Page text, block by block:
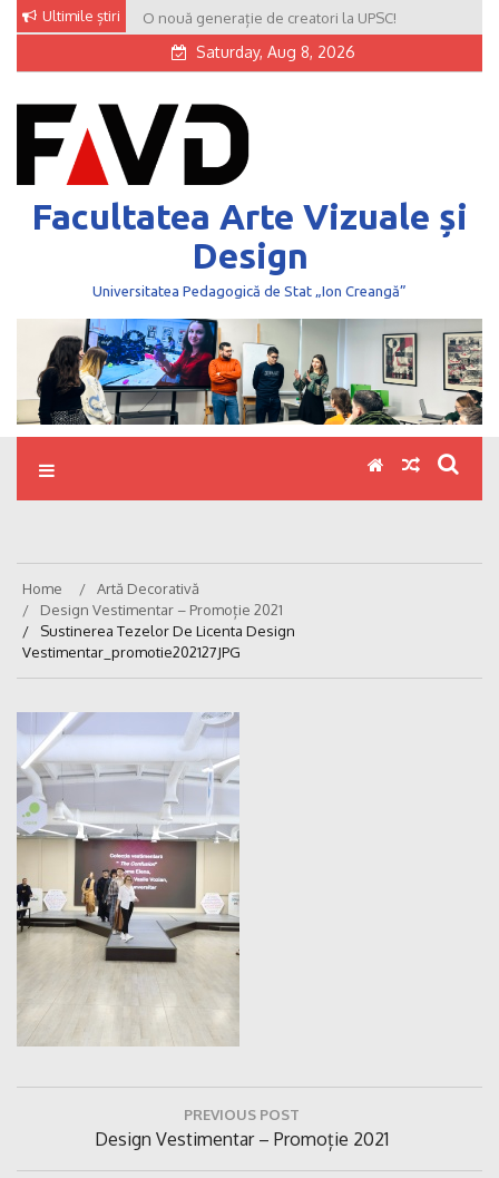
Skip
content
Ultimile știri O nouă generație de creatori la UPSC!
Saturday, Aug 8, 2026
Facultatea Arte Vizuale și
Design
Universitatea Pedagogică de Stat „Ion Creangă”
Home
Artă Decorativă
Design Vestimentar – Promoție 2021
Sustinerea Tezelor De Licenta Design
Vestimentar_promotie202127JPG
PREVIOUS POST
Previous
Post:
Design Vestimentar – Promoție 2021